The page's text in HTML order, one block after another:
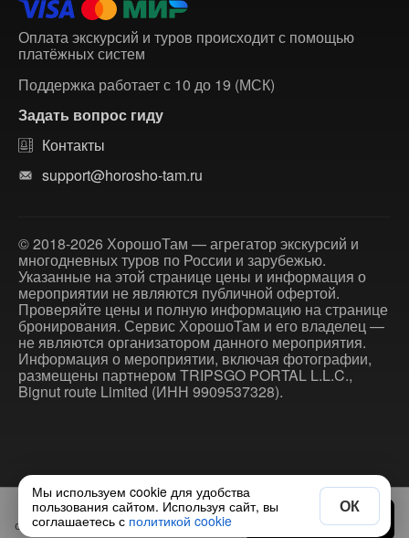
от €375за экскурсию Выбрать дату
Оплата экскурсий и туров происходит с помощью
платёжных систем
Поддержка работает с 10 до 19 (МСК)
Задать вопрос гиду
Контакты
support@horosho-tam.ru
© 2018-2026 ХорошоТам — агрегатор экскурсий и
многодневных туров по России и зарубежью.
Указанные на этой странице цены и информация о
мероприятии не являются публичной офертой.
Проверяйте цены и полную информацию на странице
бронирования. Сервис ХорошоТам и его владелец —
не являются организатором данного мероприятия.
Информация о мероприятии, включая фотографии,
размещены партнером TRIPSGO PORTAL L.L.C.,
Bignut route Limited (ИНН 9909537328).
Мы используем cookie для удобства
пользования сайтом. Используя сайт, вы
соглашаетесь с политикой cookie
ОК